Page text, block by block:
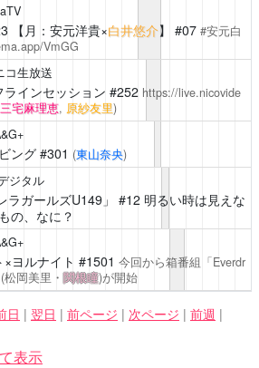
【月：安元洋貴×白井悠介】 #07 #安元白
VmGG
コ生放送
ラインセッション #252 https://live.nicovide
三宅麻理恵, 原紗友里)
ング#301 (東山奈央)
ジタル
ラガールズU149」 #12 明るい時は見えな
の、なに？
ヨルナイト #1501 今回から箱番組「Everdr
松岡美里・関根瞳)が開始
日 | 翌日 | 前ページ | 次ページ | 前週 |
表示